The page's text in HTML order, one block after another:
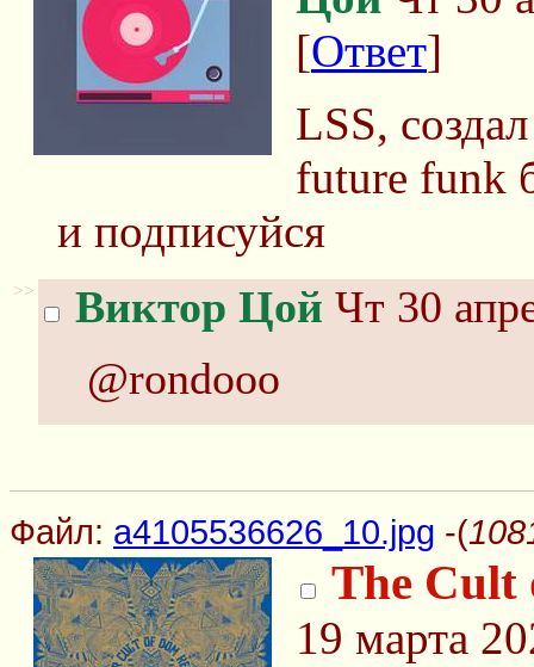
[Ответ]
LSS,
future funk
и подписуйся
>> Виктор Цой Чт 30
@rondooo
Файл: a4105536626_10.jpg -(
The Cult
19 марта